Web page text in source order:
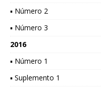
▪ Número 2
▪ Número 3
2016
▪ Número 1
▪ Suplemento 1